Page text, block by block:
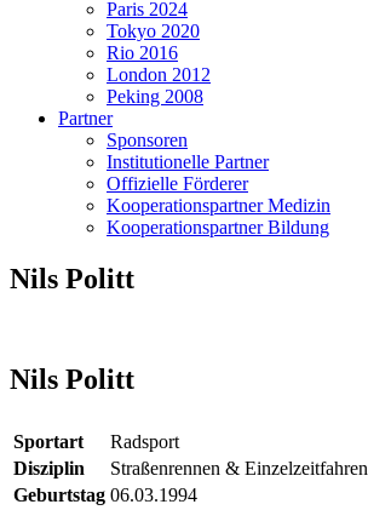
Paris 2024
Tokyo 2020
Rio 2016
London 2012
Peking 2008
Partner
Sponsoren
Institutionelle Partner
Offizielle Förderer
Kooperationspartner Medizin
Kooperationspartner Bildung
Nils Politt
Nils Politt
Sportart
Radsport
Disziplin
Straßenrennen & Einzelzeitfahren
Geburtstag 06.03.1994